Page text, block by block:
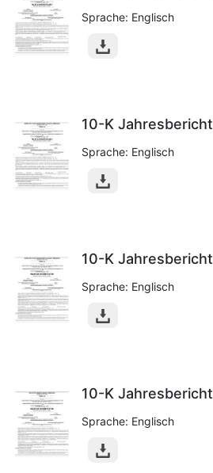
Sprache: Englisch
10-K Jahresbericht
Sprache: Englisch
10-K Jahresbericht
Sprache: Englisch
10-K Jahresbericht
Sprache: Englisch